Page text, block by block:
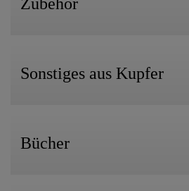
Sonstiges aus Kupfer
Bücher